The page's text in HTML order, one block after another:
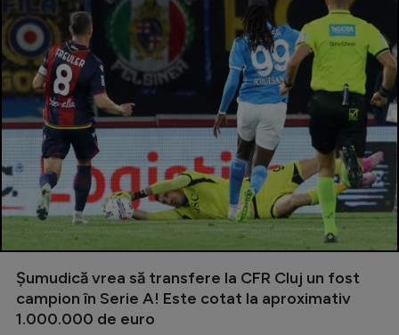
Șumudică vrea să transfere la CFR Cluj un fost
campion în Serie A! Este cotat la aproximativ
1.000.000 de euro